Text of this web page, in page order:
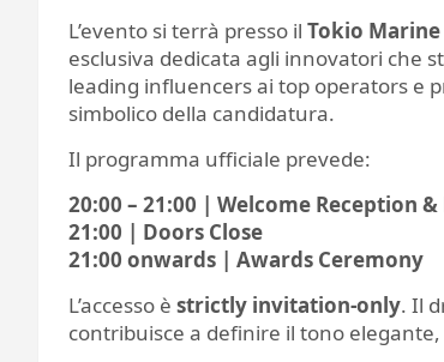
L’evento si terrà presso il Tokio Marine
esclusiva dedicata agli innovatori che
leading influencers ai top operators e
simbolico della candidatura.
Il programma ufficiale prevede:
20:00 – 21:00 | Welcome Reception
21:00 | Doors Close
21:00 onwards | Awards Ceremony
L’accesso è strictly invitation-only. Il
contribuisce a definire il tono